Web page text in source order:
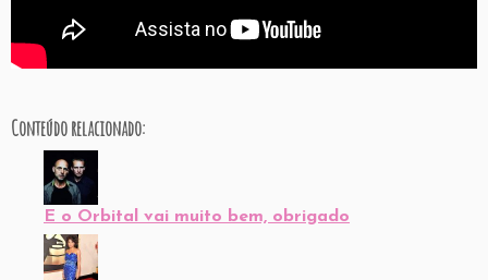
Conteúdo relacionado:
E o Orbital vai muito bem, obrigado